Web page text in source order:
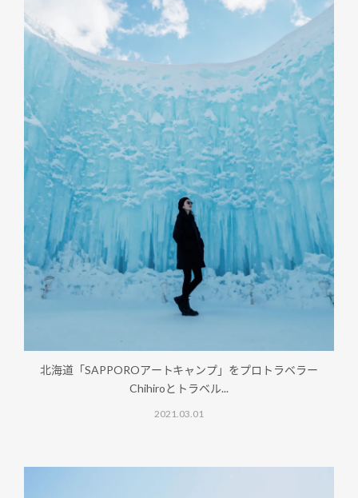
北海道「SAPPOROアートキャンプ」をプロトラベラー
Chihiroとトラベル...
2021.03.01